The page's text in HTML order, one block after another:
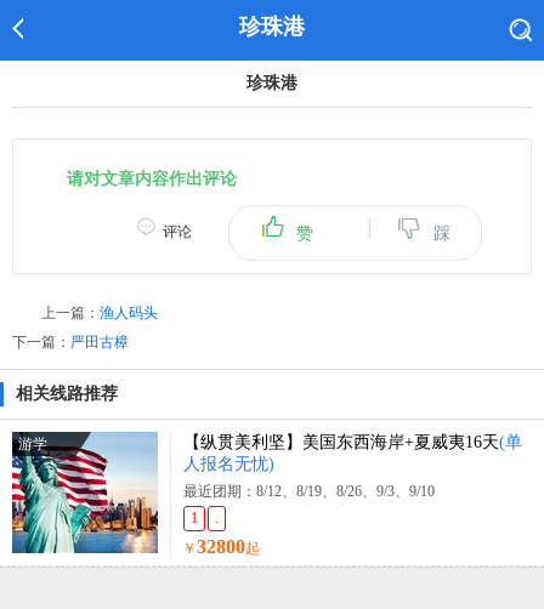
珍珠港
珍珠港
请对文章内容作出评论
赞 踩
评论
上一篇： 渔人码头
下一篇： 严田古樟
相关线路推荐
游学 【纵贯美利坚】美国东西海岸+夏威夷16天(单
人报名无忧)
最近团期：8/12、8/19、8/26、9/3、9/10
1
.
￥ 32800起